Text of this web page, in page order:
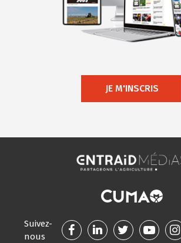
JE M'INSCRIS
Suivez-
nous